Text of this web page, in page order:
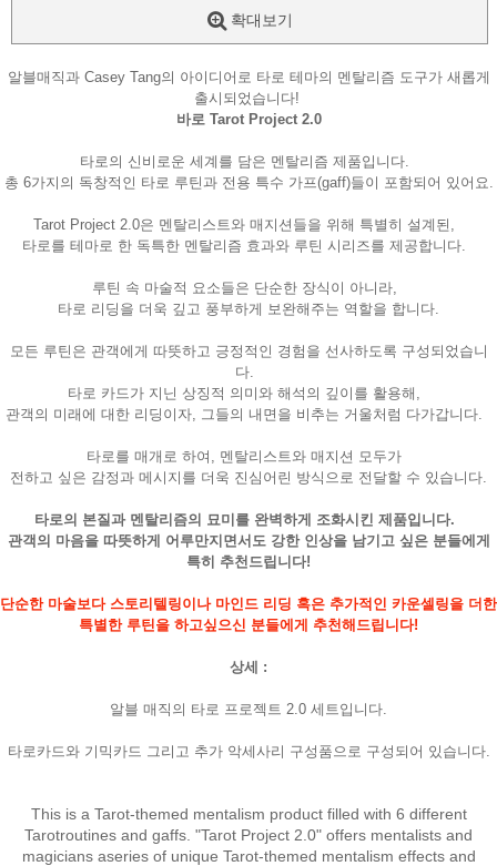
확대보기
알블매직과 Casey Tang의 아이디어로 타로 테마의 멘탈리즘 도구가 새롭게
출시되었습니다!
바로 Tarot Project 2.0
타로의 신비로운 세계를 담은 멘탈리즘 제품입니다.
총 6가지의 독창적인 타로 루틴과 전용 특수 가프(gaff)들이 포함되어 있어요.
Tarot Project 2.0은 멘탈리스트와 매지션들을 위해 특별히 설계된,
타로를 테마로 한 독특한 멘탈리즘 효과와 루틴 시리즈를 제공합니다.
루틴 속 마술적 요소들은 단순한 장식이 아니라,
타로 리딩을 더욱 깊고 풍부하게 보완해주는 역할을 합니다.
모든 루틴은 관객에게 따뜻하고 긍정적인 경험을 선사하도록 구성되었습니
다.
타로 카드가 지닌 상징적 의미와 해석의 깊이를 활용해,
관객의 미래에 대한 리딩이자, 그들의 내면을 비추는 거울처럼 다가갑니다.
타로를 매개로 하여, 멘탈리스트와 매지션 모두가
전하고 싶은 감정과 메시지를 더욱 진심어린 방식으로 전달할 수 있습니다.
타로의 본질과 멘탈리즘의 묘미를 완벽하게 조화시킨 제품입니다.
관객의 마음을 따뜻하게 어루만지면서도 강한 인상을 남기고 싶은 분들에게
특히 추천드립니다!
단순한 마술보다 스토리텔링이나 마인드 리딩 혹은 추가적인 카운셀링을 더한
특별한 루틴을 하고싶으신 분들에게 추천해드립니다!
상세 :
알블 매직의 타로 프로젝트 2.0 세트입니다.
타로카드와 기믹카드 그리고 추가 악세사리 구성품으로 구성되어 있습니다.
This is a Tarot-themed mentalism product filled with 6 different
Tarotroutines and gaffs. "Tarot Project 2.0" offers mentalists and
magicians aseries of unique Tarot-themed mentalism effects and